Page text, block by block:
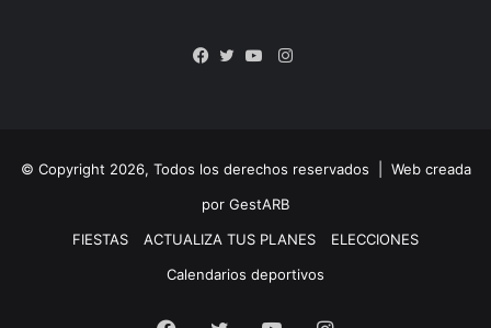
Instagram
© Copyright 2026, Todos los derechos reservados | Web creada
por GestARB
FIESTAS
ACTUALIZA TUS PLANES
ELECCIONES
Calendarios deportivos